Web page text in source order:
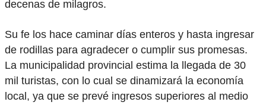
decenas de milagros.
Su fe los hace caminar días enteros y hasta ingresar
de rodillas para agradecer o cumplir sus promesas.
La municipalidad provincial estima la llegada de 30
mil turistas, con lo cual se dinamizará la economía
local, ya que se prevé ingresos superiores al medio